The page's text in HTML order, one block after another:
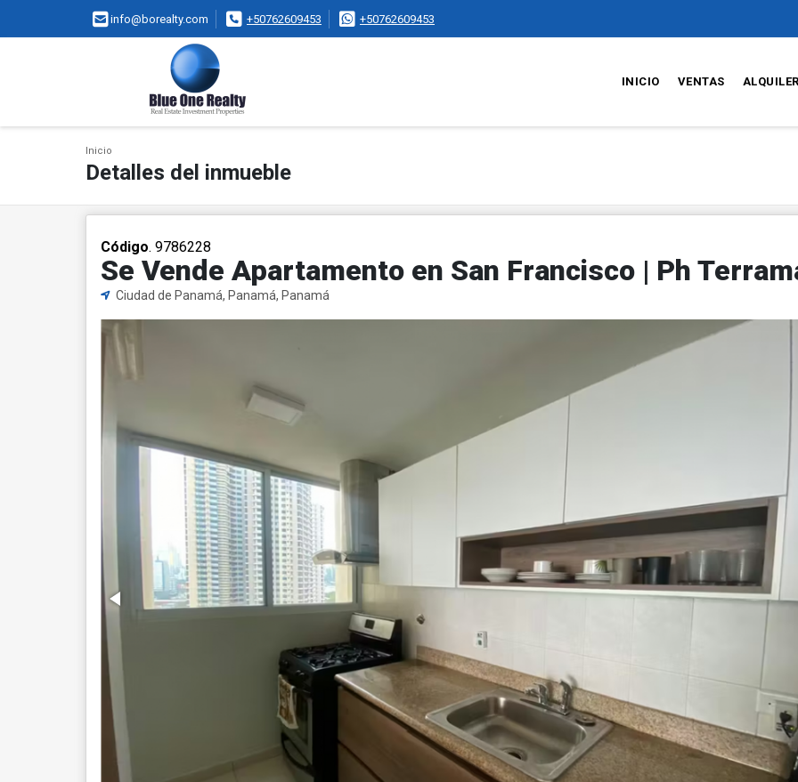
info@borealty.com +50762609453 +50762609453
INICIO VENTAS
Inicio
Detalles del inmueble
Código. 9786228
Se Vende Apartamento en San Francisco | Ph
Ciudad de Panamá, Panamá, Panamá